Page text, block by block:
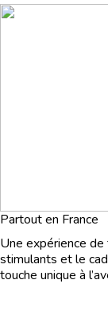
Partout en France
Une expérience
stimulants et le
touche unique à